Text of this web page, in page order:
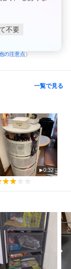
不要
の注意点 ）
一覧で見る
0:32